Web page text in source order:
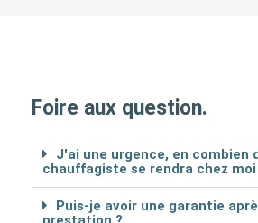
Foire aux question.
J'ai une urgence, en combien
chauffagiste se rendra chez moi
Puis-je avoir une garantie